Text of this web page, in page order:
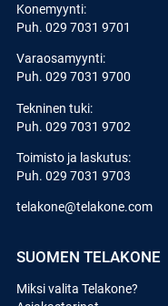
Konemyynti:
Puh. 029 7031 9701
Varaosamyynti:
Puh. 029 7031 9700
Tekninen tuki:
Puh. 029 7031 9702
Toimisto ja laskutus:
Puh. 029 7031 9703
telakone@telakone.com
SUOMEN TELAKONE
Miksi valita Telakone?